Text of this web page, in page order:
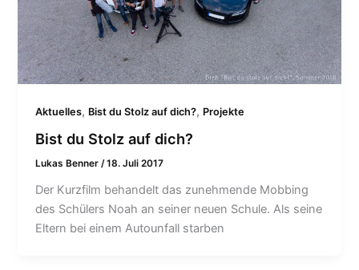
Aktuelles, Bist du Stolz auf dich?, Projekte
Bist du Stolz auf dich?
Lukas Benner/18. Juli 2017
Der Kurzfilm behandelt das zunehmende Mobbing
des Schülers Noah an seiner neuen Schule. Als seine
Eltern bei einem Autounfall starben